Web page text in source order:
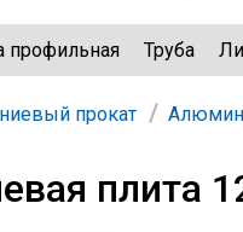
профильная Труба
прокат
плита